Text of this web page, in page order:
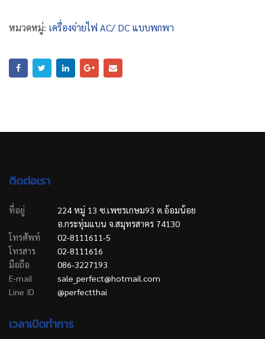
หมวดหมู่: เครื่องจ่ายไฟ AC/ DC แบบพกพา
ติดต่อเรา
ที่อยู่
224 หมู่ 13 ซ.เพชรเกษม93 ต.อ้อมน้อย
อ.กระทุ่มแบน จ.สมุทรสาคร 74130
โทรศัพท์
02-8111611-5
โทรสาร
02-8111616
มือถือ
086-3227193
E-mail
sale_perfect@hotmail.com
Line ID
@perfectthai
เวลาเปิดทำการ